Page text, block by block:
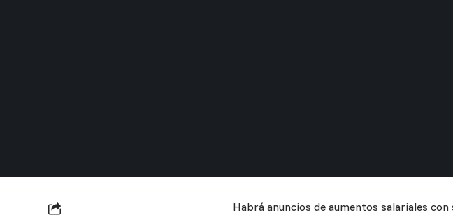
Habrá anuncios de aumentos salariales